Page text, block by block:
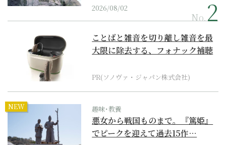
2026/08/02
No.
ことばと雑音を切り離し雑音を最
大限に除去する、フォナック補聴
PR(ソノヴァ・ジャパン株式会社)
NEW 趣味･教養
悪女から戦国ものまで。『篤姫』
でピークを迎えて過去15作…